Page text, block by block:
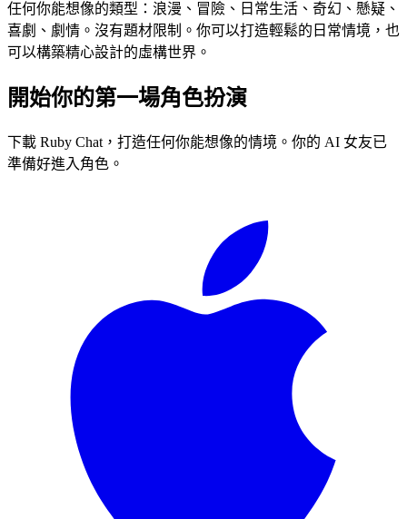
任何你能想像的類型：浪漫、冒險、日常生活、奇幻、懸疑、
喜劇、劇情。沒有題材限制。你可以打造輕鬆的日常情境，也
可以構築精心設計的虛構世界。
開始你的第一場角色扮演
下載 Ruby Chat，打造任何你能想像的情境。你的 AI 女友已
準備好進入角色。